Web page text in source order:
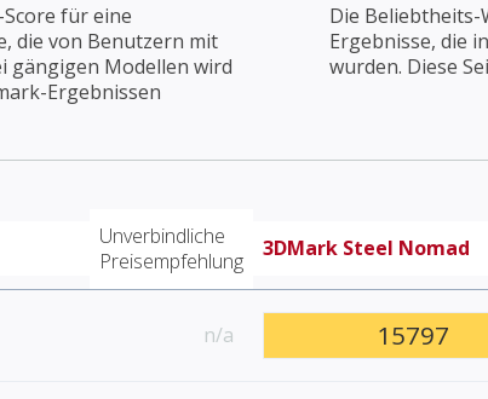
für eine
die von Benutzern mit
gängigen Modellen wird
Ergebnissen
Die
Ergebnisse, die
wurden. Diese
Unverbindliche
Preisempfehlung
3DMark Steel Nomad
n/a 15797